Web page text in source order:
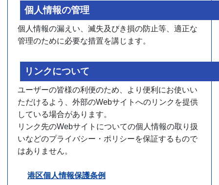
個人情報の管理
個人情報の漏えい、滅失及びき損の防止等、適正な
管理のために必要な措置を講じます。
リンクについて
ユーザーの皆様の利便のため、より便利にお使いい
ただけるよう、外部のWebサイトへのリンクを提供
している場合があります。
リンク先のWebサイトについての個人情報の取り扱
いなどのプライバシー・ポリシーを保証するもので
はありません。
港区個人情報保護条例